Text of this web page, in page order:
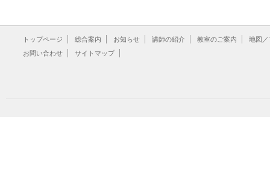
トップページ 総合案内 お知らせ 講師の紹介 教室のご案内
地図
お問い合わせ
サイトマップ